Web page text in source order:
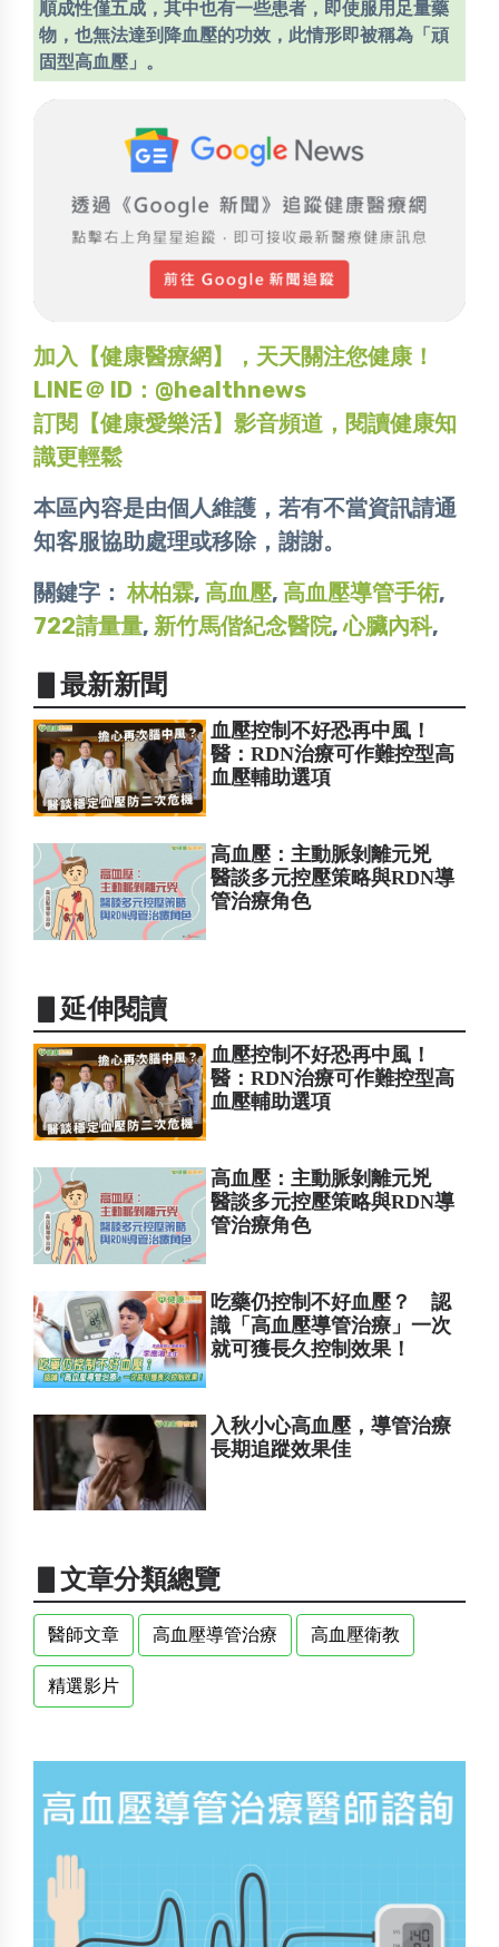
順成性僅五成，其中也有一些患者，即使服用足量藥
物，也無法達到降血壓的功效，此情形即被稱為「頑
固型高血壓」。
加入【健康醫療網】，天天關注您健康！
LINE＠ ID：@healthnews
訂閱【健康愛樂活】影音頻道，閱讀健康知
識更輕鬆
本區內容是由個人維護，若有不當資訊請通
知客服協助處理或移除，謝謝。
關鍵字：林柏霖, 高血壓, 高血壓導管手術,
722請量量, 新竹馬偕紀念醫院,心臟內科,
▋最新新聞
血壓控制不好恐再中風！
醫：RDN治療可作難控型高
血壓輔助選項
高血壓：主動脈剝離元兇
醫談多元控壓策略與RDN導
管治療角色
▋延伸閱讀
血壓控制不好恐再中風！
醫：RDN治療可作難控型高
血壓輔助選項
高血壓：主動脈剝離元兇
醫談多元控壓策略與RDN導
管治療角色
吃藥仍控制不好血壓？ 認
識「高血壓導管治療」一次
就可獲長久控制效果！
入秋小心高血壓，導管治療
長期追蹤效果佳
▋文章分類總覽
醫師文章 高血壓導管治療 高血壓衛教
精選影片